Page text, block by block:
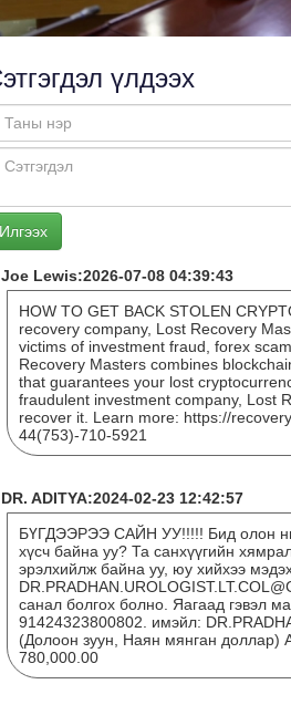
үлдээх
Joe Lewis:2026-07-08 04:39:43
HOW TO GET BACK STOLEN
recovery company, Lost Recovery
victims of investment fraud, forex
Recovery Masters combines
that guarantees your lost
fraudulent investment company, Lost
recover it. Learn more: https://
44(753)-710-5921
DR. ADITYA:2024-02-23 12:42:57
БҮГДЭЭРЭЭ САЙН УУ!!!!! Бид олон
хүсч байна уу? Та санхүүгийн
эрэлхийлж байна уу, юу хийхээ
санал болгох болно. Яагаад гэвэл
91424323800802. имэйл:
(Долоон зуун, Наян мянган доллар)
780,000.00